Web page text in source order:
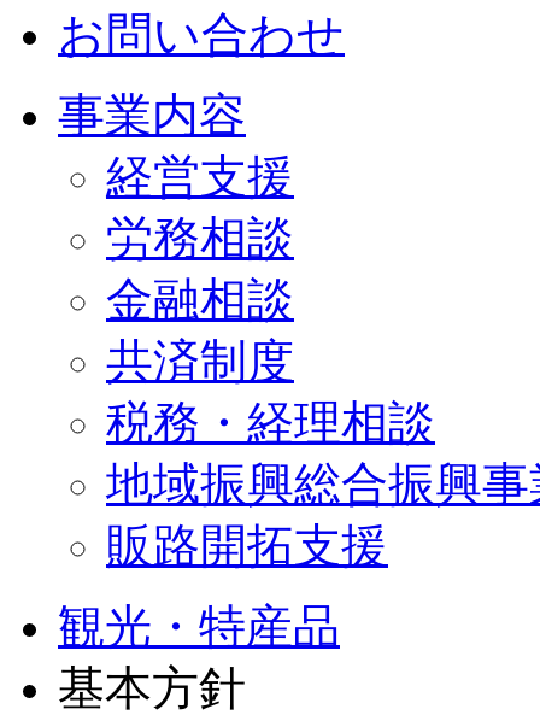
お問い合わせ
事業内容
経営支援
労務相談
金融相談
共済制度
税務・経理相談
地域振興総合振興事
販路開拓支援
観光・特産品
基本方針